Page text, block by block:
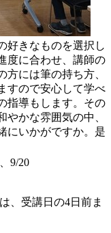
好きなものを選択し
度に合わせ、講師の
には筆の持ち方、
すので安心して学べ
指導もします。その
かな雰囲気の中、
にいかがですか。是
9/20
、受講日の4日前ま